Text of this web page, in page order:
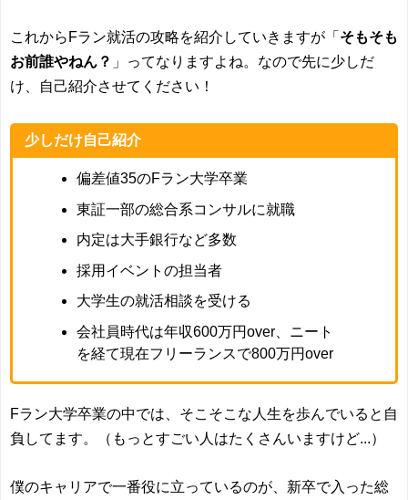
これからFラン就活の攻略を紹介していきますが「 そもそも
お前誰やねん？ 」ってなりますよね。なので先に少しだ
け、自己紹介させてください！
少しだけ自己紹介
偏差値35のFラン大学卒業
東証一部の総合系コンサルに就職
内定は大手銀行など多数
採用イベントの担当者
大学生の就活相談を受ける
会社員時代は年収600万円over、ニート
を経て現在フリーランスで800万円over
Fラン大学卒業の中では、そこそこな人生を歩んでいると自
負してます。（もっとすごい人はたくさんいますけど...）
僕のキャリアで一番役に立っているのが、新卒で入った総